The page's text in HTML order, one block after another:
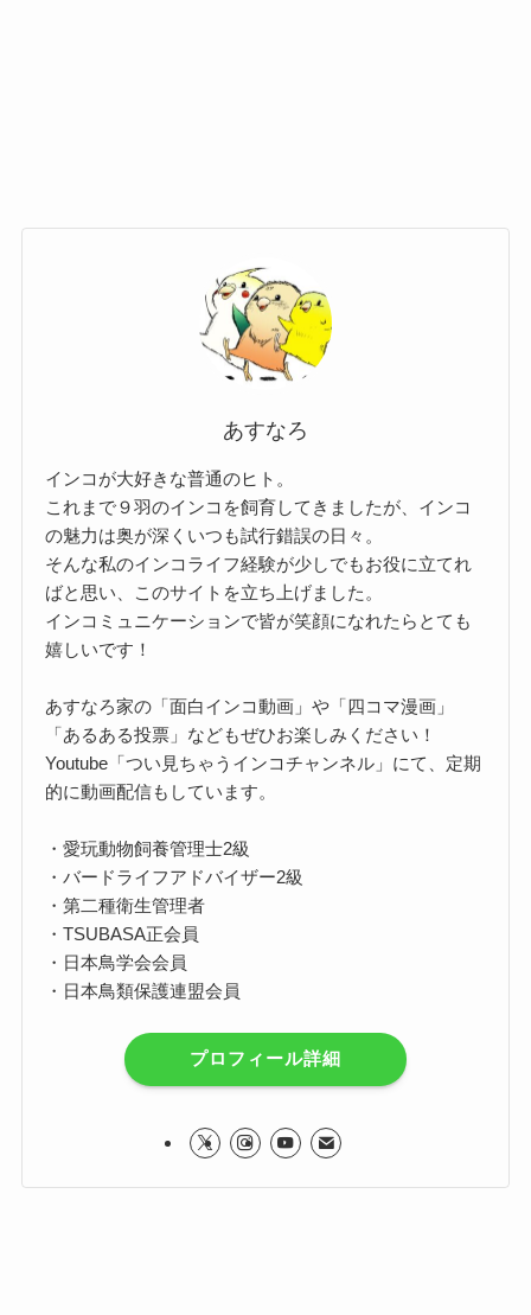
あすなろ
インコが大好きな普通のヒト。
これまで９羽のインコを飼育してきましたが、インコ
の魅力は奥が深くいつも試行錯誤の日々。
そんな私のインコライフ経験が少しでもお役に立てれ
ばと思い、このサイトを立ち上げました。
インコミュニケーションで皆が笑顔になれたらとても
嬉しいです！
あすなろ家の「面白インコ動画」や「四コマ漫画」
「あるある投票」などもぜひお楽しみください！
Youtube「つい見ちゃうインコチャンネル」にて、定期
的に動画配信もしています。
・愛玩動物飼養管理士2級
・バードライフアドバイザー2級
・第二種衛生管理者
・TSUBASA正会員
・日本鳥学会会員
・日本鳥類保護連盟会員
プロフィール詳細